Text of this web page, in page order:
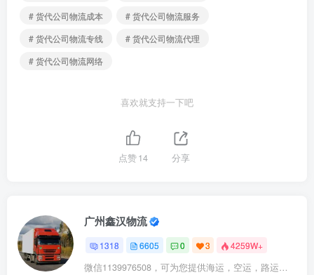
# 货代公司物流成本
# 货代公司物流服务
# 货代公司物流专线
# 货代公司物流代理
# 货代公司物流网络
喜欢就支持一下吧
点赞14 分享
广州鑫汉物流
1318 6605 0 3 4259W+
微信1139976508，可为您提供海运，空运，路运，铁路运输